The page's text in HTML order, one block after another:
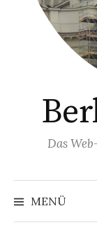
Das
MENÜ